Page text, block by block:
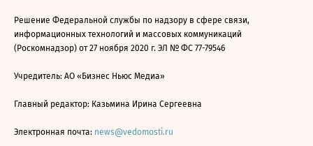
Решение Федеральной службы по надзору в сфере связи,
информационных технологий и массовых коммуникаций
(Роскомнадзор) от 27 ноября 2020 г. ЭЛ № ФС 77-79546
Учредитель: АО «Бизнес Ньюс Медиа»
Главный редактор: Казьмина Ирина Сергеевна
Электронная почта: news@vedomosti.ru